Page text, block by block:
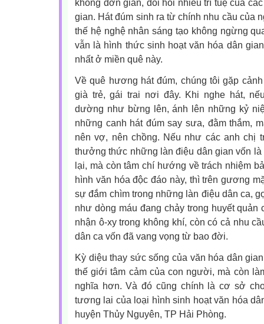
không đơn giản, đòi hỏi nhiều trí tuệ của
gian. Hát đúm sinh ra từ chính nhu cầu của
thế hệ nghệ nhân sáng tạo không ngừng
vẫn là hình thức sinh hoạt văn hóa dân
nhất ở miền quê này.
Về quê hương hát đúm, chúng tôi gặp
già trẻ, gái trai nơi đây. Khi nghe hát,
dường như bừng lên, ánh lên những kỷ
những canh hát đúm say sưa, đằm thắm,
nên vợ, nên chồng. Nếu như các anh chị
thưởng thức những làn điệu dân gian vốn là
lại, mà còn tâm chí hướng về trách nhiệm
hình văn hóa độc đáo này, thì trên gương
sự đắm chìm trong những làn điệu dân ca,
như dòng máu đang chảy trong huyết quản
nhận ô-xy trong không khí, còn có cả nhu
dân ca vốn đã vang vọng từ bao đời.
Kỳ diệu thay sức sống của văn hóa dân
thế giới tâm cảm của con người, mà còn
nghĩa hơn. Và đó cũng chính là cơ sở
tương lai của loại hình sinh hoạt văn hóa
huyện Thủy Nguyên, TP Hải Phòng.